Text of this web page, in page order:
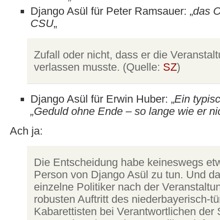
Django Asül für Peter Ramsauer: „das
CSU„
Zufall oder nicht, dass er die
verlassen musste. (Quelle: SZ)
Django Asül für Erwin Huber: „Ein
„Geduld ohne Ende – so lange wie er
Ach ja:
Die Entscheidung habe keineswegs
Person von Django Asül zu tun. Und
einzelne Politiker nach der
robusten Auftritt des niederbayerisch-
Kabarettisten bei Verantwortlichen der